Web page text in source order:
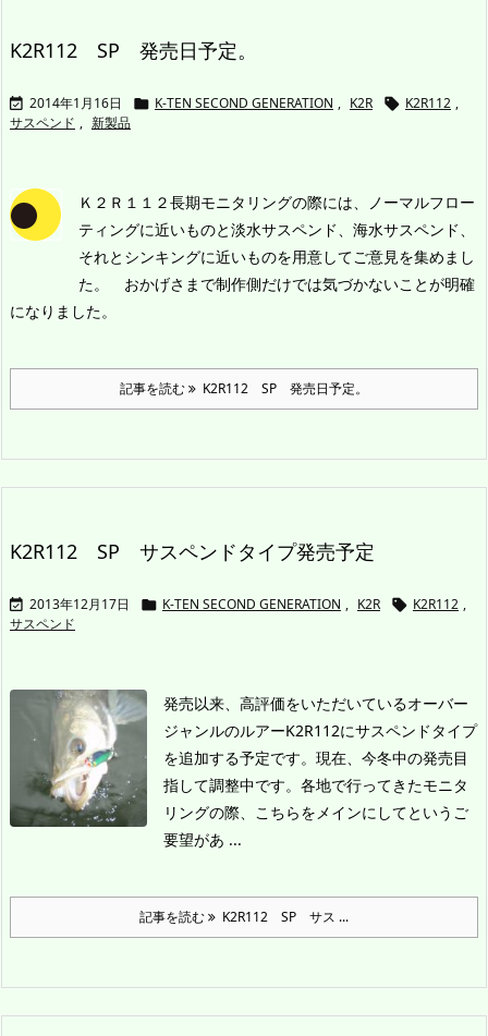
K2R112 SP 発売日予定。
 2014年1月16日  K-TEN SECOND GENERATION , K2R  K2R112 ,
サスペンド , 新製品
Ｋ２Ｒ１１２長期モニタリングの際には、ノーマルフロー
ティングに近いものと淡水サスペンド、海水サスペンド、
それとシンキングに近いものを用意してご意見を集めまし
た。 おかげさまで制作側だけでは気づかないことが明確
になりました。
記事を読む K2R112 SP 発売日予定。
K2R112 SP サスペンドタイプ発売予定
 2013年12月17日  K-TEN SECOND GENERATION , K2R  K2R112 ,
サスペンド
発売以来、高評価をいただいているオーバー
ジャンルのルアーK2R112にサスペンドタイプ
を追加する予定です。 現在、今冬中の発売目
指して調整中です。 各地で行ってきたモニタ
リングの際、こちらをメインにしてというご
要望があ ...
記事を読む K2R112 SP サス ...